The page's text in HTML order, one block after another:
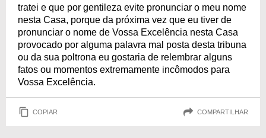
tratei e que por gentileza evite pronunciar o meu nome
nesta Casa, porque da próxima vez que eu tiver de
pronunciar o nome de Vossa Excelência nesta Casa
provocado por alguma palavra mal posta desta tribuna
ou da sua poltrona eu gostaria de relembrar alguns
fatos ou momentos extremamente incômodos para
Vossa Excelência.
COPIAR COMPARTILHAR